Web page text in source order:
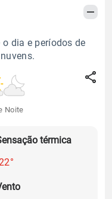
dia e períodos de
Noite
térmica